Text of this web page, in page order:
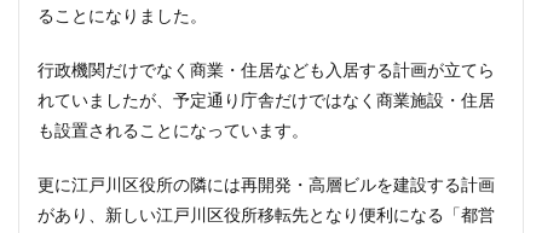
ることになりました。
行政機関だけでなく商業・住居なども入居する計画が立てら
れていましたが、予定通り庁舎だけではなく商業施設・住居
も設置されることになっています。
更に江戸川区役所の隣には再開発・高層ビルを建設する計画
があり、新しい江戸川区役所移転先となり便利になる「都営